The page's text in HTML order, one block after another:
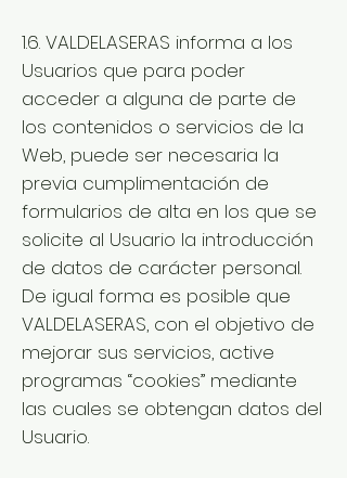
1.6. VALDELASERAS informa a los
Usuarios que para poder
acceder a alguna de parte de
los contenidos o servicios de la
Web, puede ser necesaria la
previa cumplimentación de
formularios de alta en los que se
solicite al Usuario la introducción
de datos de carácter personal.
De igual forma es posible que
VALDELASERAS, con el objetivo de
mejorar sus servicios, active
programas “cookies” mediante
las cuales se obtengan datos del
Usuario.